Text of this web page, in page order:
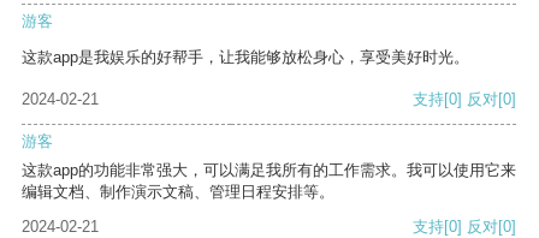
游客
这款app是我娱乐的好帮手，让我能够放松身心，享受美好时光。
2024-02-21 支持[0] 反对[0]
游客
这款app的功能非常强大，可以满足我所有的工作需求。我可以使用它来
编辑文档、制作演示文稿、管理日程安排等。
2024-02-21
支持[0] 反对[0]